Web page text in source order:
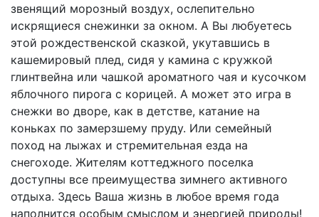
звенящий морозный воздух, ослепительно
искрящиеся снежинки за окном. А Вы любуетесь
этой рождественской сказкой, укутавшись в
кашемировый плед, сидя у камина с кружкой
глинтвейна или чашкой ароматного чая и кусочком
яблочного пирога с корицей. А может это игра в
снежки во дворе, как в детстве, катание на
коньках по замерзшему пруду. Или семейный
поход на лыжах и стремительная езда на
снегоходе. Жителям коттеджного поселка
доступны все преимущества зимнего активного
отдыха. Здесь Ваша жизнь в любое время года
наполнится особым смыслом и энергией природы!